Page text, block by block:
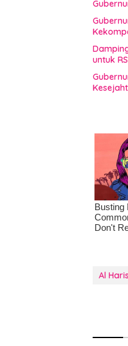
untuk
Al Haris